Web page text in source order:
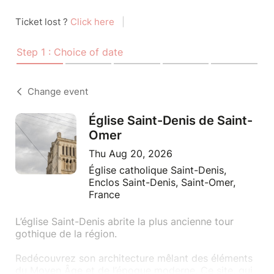
Ticket lost ? Click here
Step 1 : Choice of date
Change event
Église Saint-Denis de Saint-
Omer
Thu Aug 20, 2026
Église catholique Saint-Denis,
Enclos Saint-Denis, Saint-Omer,
France
L’église Saint-Denis abrite la plus ancienne tour
gothique de la région.
Redécouvrez son architecture mêlant des éléments